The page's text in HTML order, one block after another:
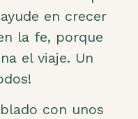
en crecer
la fe, porque
el viaje. Un
con unos